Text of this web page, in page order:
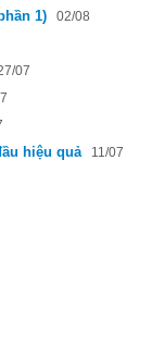
1) 02/08
07
hiệu quả 11/07